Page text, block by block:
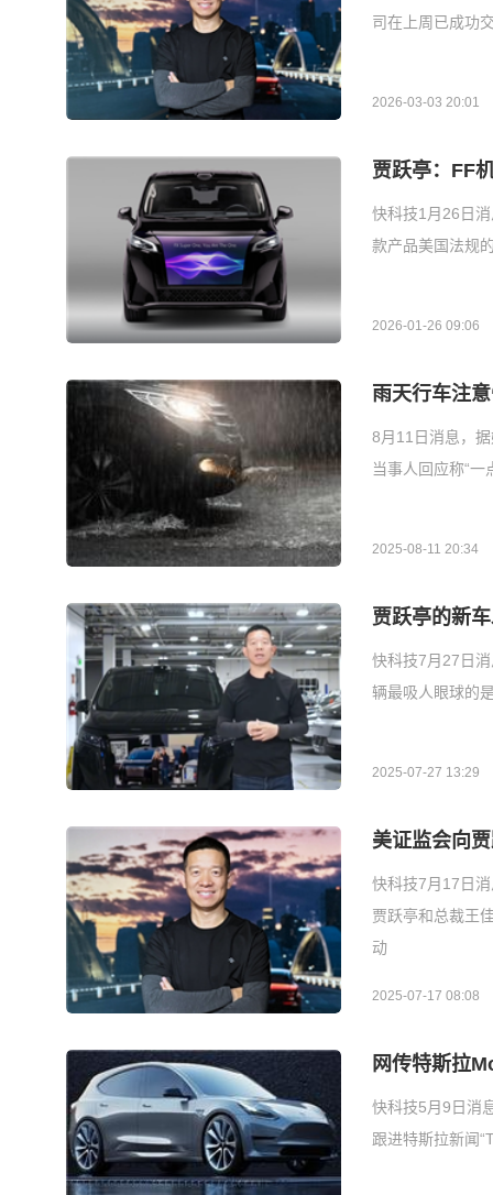
司在上周已成功
2026-03-03 20:01
贾跃亭：FF
快科技1月26日
款产品美国法规
2026-01-26 09:06
雨天行车注
8月11日消息，
当事人回应称“
2025-08-11 20:34
贾跃亭的新
快科技7月27日
辆最吸人眼球的
2025-07-27 13:29
美证监会向
快科技7月17日
贾跃亭和总裁王
动
2025-07-17 08:08
网传特斯拉
快科技5月9日消
跟进特斯拉新闻